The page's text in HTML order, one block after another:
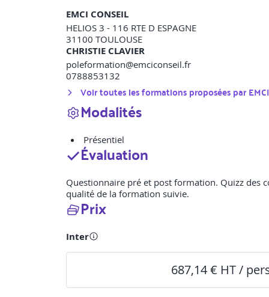
EMCI CONSEIL
HELIOS 3 - 116 RTE D ESPAGNE
31100 TOULOUSE
CHRISTIE CLAVIER
poleformation@emciconseil.fr
0788853132
Voir toutes les formations proposées par
Modalités
Présentiel
Évaluation
Questionnaire pré et post formation. Quizz des
qualité de la formation suivie.
Prix
Inter
687,14 € HT /